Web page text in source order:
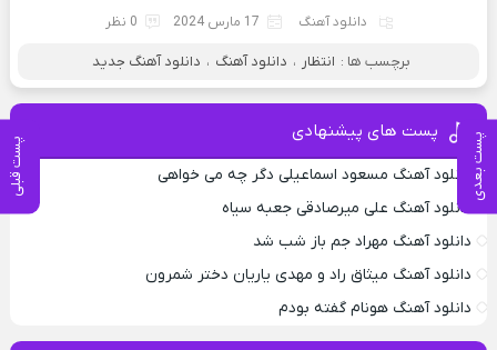
پست بعدی پست قبلی
دانلود آهنگ 17 مارس 2024 0 نظر
برچسب ها : انتظار ، دانلود آهنگ ، دانلود آهنگ جدید
پست های پیشنهادی
دانلود آهنگ مسعود اسماعیلی دگر چه می خواهی
دانلود آهنگ علی میرصادقی جعبه سیاه
دانلود آهنگ مهراد جم باز شب شد
دانلود آهنگ میثاق راد و مهدی یاریان دختر شمرون
دانلود آهنگ هونام گفته بودم